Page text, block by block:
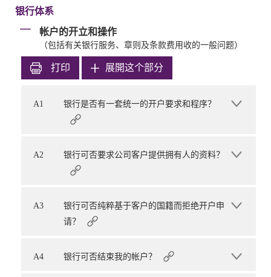
银行体系
帐户的开立和操作
（包括有关银行服务、章则及条款费用收的一般问题）
打印 展開这个部分
A1 银行是否有一套统一的开户要求和程序？
A2 银行可否要求公司客户提供拥有人的资料？
A3
银行可否纯粹基于客户的国籍而拒绝开户申
请？
A4 银行可否结束我的帐户？